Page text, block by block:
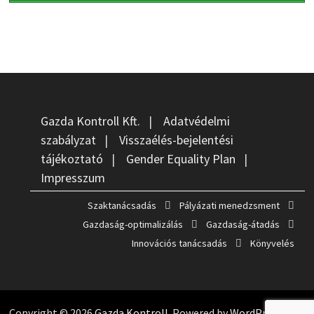
Gazda Kontroll Kft. | Adatvédelmi
szabályzat| Visszaélés-bejelentési
tájékoztató | Gender Equality Plan |
Impresszum
Szaktanácsadás
Pályázati menedzsment
Gazdaság-optimalizálás
Gazdaság-átadás
Innovációs tanácsadás
Könyvelés